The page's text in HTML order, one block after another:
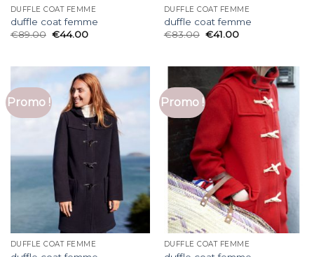
DUFFLE COAT FEMME
duffle coat femme
€89.00 €44.00
DUFFLE COAT FEMME
duffle coat femme
€83.00 €41.00
Promo !
DUFFLE COAT FEMME
Promo !
DUFFLE COAT FEMME